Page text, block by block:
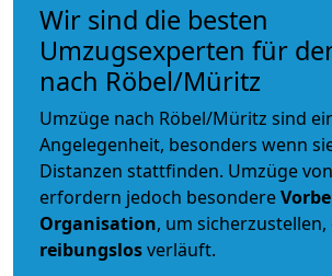
Wir sind die besten
Umzugsexperten für
nach Röbel/Müritz
Umzüge nach Röbel/Müritz sind
Angelegenheit, besonders wenn
Distanzen stattfinden. Umzüge
erfordern jedoch besondere
Organisation, um sicherzustellen,
reibungslosverläuft.